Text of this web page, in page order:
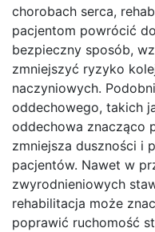
chorobach serca,
pacjentom powrócić
bezpieczny sposób,
zmniejszyć ryzyko
naczyniowych.
oddechowego, takich
oddechowa znacząco
zmniejsza duszności i
pacjentów. Nawet w
zwyrodnieniowych
rehabilitacja może
poprawić ruchomość